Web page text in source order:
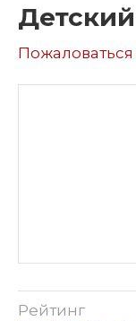
Рейтинг